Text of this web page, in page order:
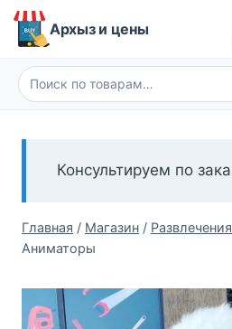
Перейти
Архыз и цены
Искать:
Консультируем по
Главная / Магазин / Развлечения
Аниматоры